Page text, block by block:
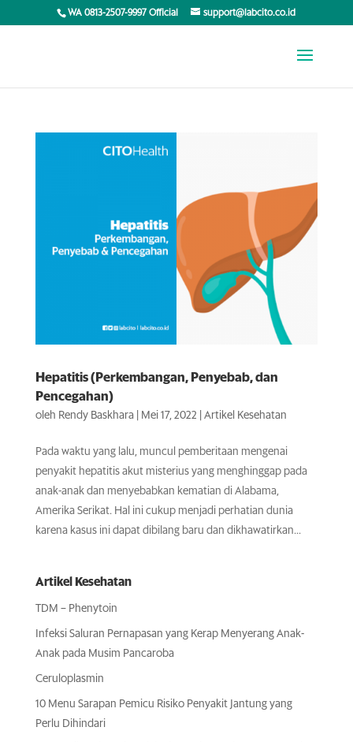
WA 0813-2507-9997 Official support@labcito.co.id
Hepatitis (Perkembangan, Penyebab, dan
Pencegahan)
oleh Rendy Baskhara| Mei 17, 2022 Artikel Kesehatan
Pada waktu yang lalu, muncul pemberitaan mengenai
penyakit hepatitis akut misterius yang menghinggap pada
anak-anak dan menyebabkan kematian di Alabama,
Amerika Serikat. Hal ini cukup menjadi perhatian dunia
karena kasus ini dapat dibilang baru dan dikhawatirkan...
Artikel Kesehatan
TDM – Phenytoin
Infeksi Saluran Pernapasan yang Kerap Menyerang Anak-
Anak pada Musim Pancaroba
Ceruloplasmin
10 Menu Sarapan Pemicu Risiko Penyakit Jantung yang
Perlu Dihindari